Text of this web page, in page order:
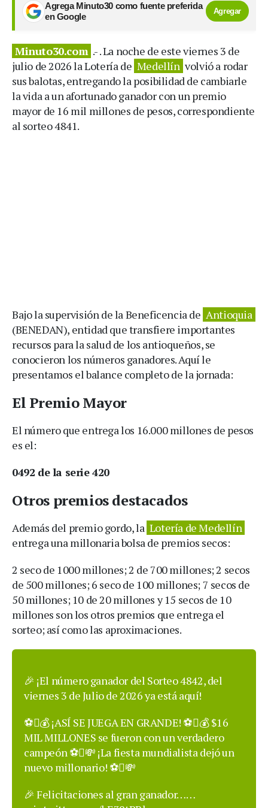
Agrega Minuto30 como fuente preferida
en Google
Agregar
Minuto30.com .- . La noche de este viernes 3 de
julio de 2026 la Lotería de Medellín volvió a rodar
sus balotas, entregando la posibilidad de cambiarle
la vida a un afortunado ganador con un premio
mayor de 16 mil millones de pesos, correspondiente
al sorteo 4841.
Bajo la supervisión de la Beneficencia de Antioquia
(BENEDAN), entidad que transfiere importantes
recursos para la salud de los antioqueños, se
conocieron los números ganadores. Aquí le
presentamos el balance completo de la jornada:
El Premio Mayor
El número que entrega los 16.000 millones de pesos
es el:
0492 de la serie 420
Otros premios destacados
Además del premio gordo, la Lotería de Medellín
entrega una millonaria bolsa de premios secos:
2 seco de 1000 millones; 2 de 700 millones; 2 secos
de 500 millones; 6 seco de 100 millones; 7 secos de
50 millones; 10 de 20 millones y 15 secos de 10
millones son los otros premios que entrega el
sorteo; así como las aproximaciones.
🎉 ¡El número ganador del Sorteo 4842, del
viernes 3 de Julio de 2026 ya está aquí!
⚽💰 ¡ASÍ SE JUEGA EN GRANDE! ⚽💰 $16
MIL MILLONES se fueron con un verdadero
campeón ⚽💸 ¡La fiesta mundialista dejó un
nuevo millonario! ⚽💸
🎉 Felicitaciones al gran ganador……